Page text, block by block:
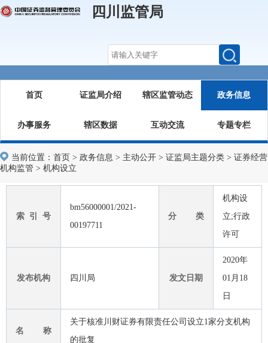
四川监管局
首页 证监局介绍 辖区监管动态 政务信息
办事服务 辖区数据 互动交流 专题专栏
当前位置： 首页 > 政务信息 > 主动公开 > 证监局主题分类 > 证券经营
机构监管 > 机构设立
索 引 号
bm56000001/2021-
00197711
分 类
机构设
立;行政
许可
发布机构 四川局 发文日期
2020年
01月18
日
名 称
关于核准川财证券有限责任公司设立1家分支机构
的批复